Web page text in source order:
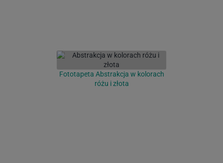
Fototapeta Abstrakcja w kolorach
różu i złota